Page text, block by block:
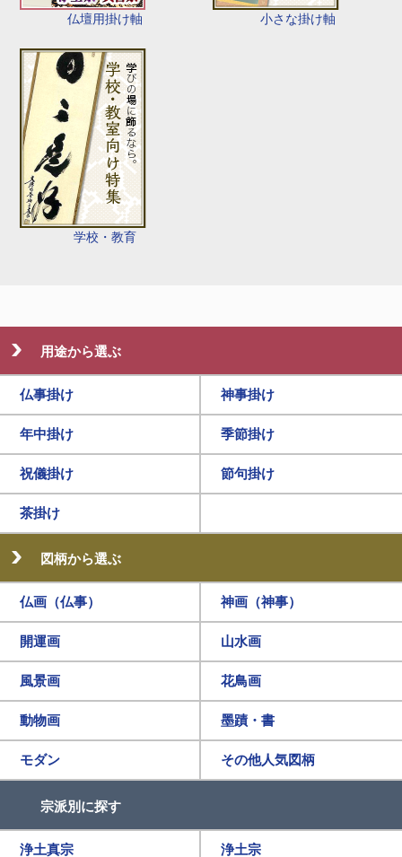
仏壇用掛け軸 小さな掛け軸
学校・教育
用途から選ぶ
仏事掛け 神事掛け
年中掛け 季節掛け
祝儀掛け 節句掛け
茶掛け
図柄から選ぶ
仏画（仏事） 神画（神事）
開運画 山水画
風景画 花鳥画
動物画 墨蹟・書
モダン その他人気図柄
宗派別に探す
浄土真宗 浄土宗